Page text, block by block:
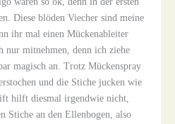
Diese blöden Viecher sind meine
ihr mal einen Mückenableiter
nur mitnehmen, denn ich ziehe
magisch an. Trotz Mückenspray
und die Stiche jucken wie
hilft diesmal irgendwie nicht,
Stiche an den Ellenbogen, also